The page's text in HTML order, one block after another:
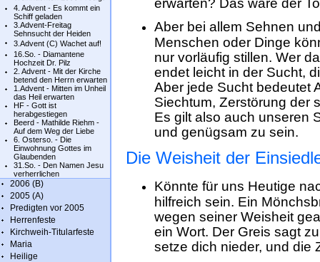
4. Advent - Es kommt ein
Schiff geladen
3.Advent-Freitag
Sehnsucht der Heiden
3.Advent (C) Wachet auf!
16.So. - Diamantene
Hochzeit Dr. Pilz
2. Advent - Mit der Kirche
betend den Herrn erwarten
1.Advent - Mitten im Unheil
das Heil erwarten
HF - Gott ist
herabgestiegen
Beerd - Mathilde Riehm -
Auf dem Weg der Liebe
6. Osterso. - Die
Einwohnung Gottes im
Glaubenden
31.So. - Den Namen Jesu
verherrlichen
2006 (B)
2005 (A)
Predigten vor 2005
Herrenfeste
Kirchweih-Titularfeste
Maria
Heilige
erwarten? Das wäre der
Aber bei allem Sehnen
Menschen oder Dinge
nur vorläufig stillen. Wer
endet leicht in der Sucht,
Aber jede Sucht bedeutet
Siechtum, Zerstörung der
Es gilt also auch unseren
und genügsam zu sein.
Die Weisheit der
Könnte für uns Heutige
hilfreich sein. Ein
wegen seiner Weisheit
ein Wort. Der Greis sagt
setze dich nieder, und die